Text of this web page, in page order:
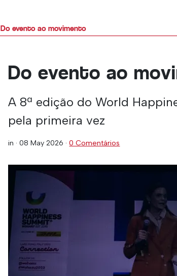
Do evento ao movimento
Do evento ao
A 8ª edição do World
pela primeira vez
in ·08 May 2026 ·0 Comentários